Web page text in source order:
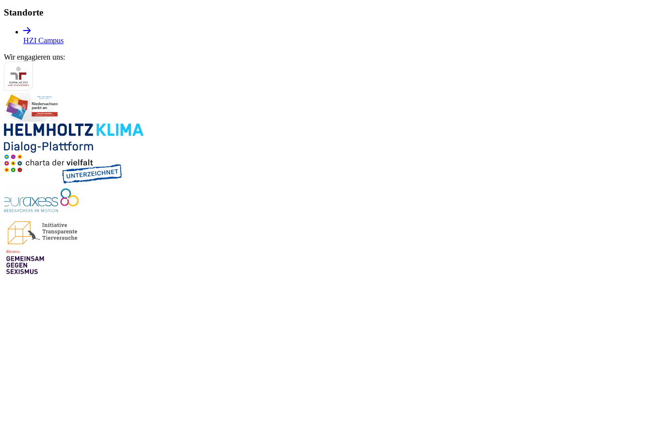
Standorte
HZI Campus
Wir engagieren uns: